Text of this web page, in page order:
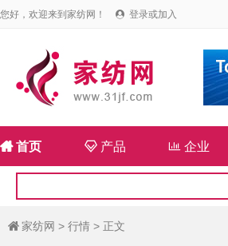
您好，欢迎来到家纺网！  登录或加入
首页 产品  企业
 家纺网 > 行情 > 正文